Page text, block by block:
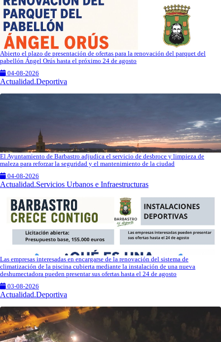
Abierto el plazo de presentación de ofertas para la renovación del parquet del
pabellón Ángel Orús hasta el próximo 24 de agosto
04-08-2026
Actualidad.Deportiva
El Ayuntamiento de Barbastro adjudica el servicio de desbroce y limpieza de
maleza para reforzar la seguridad y el mantenimiento de la ciudad
04-08-2026
Actualidad.Servicios Urbanos e Infraestructuras
Las empresas interesadas en encargarse de la renovación del sistema de
climatización de la piscina cubierta mediante la instalación de una nueva
deshumectadora pueden presentar sus ofertas hasta el 24 de agosto
03-08-2026
Actualidad.Deportiva